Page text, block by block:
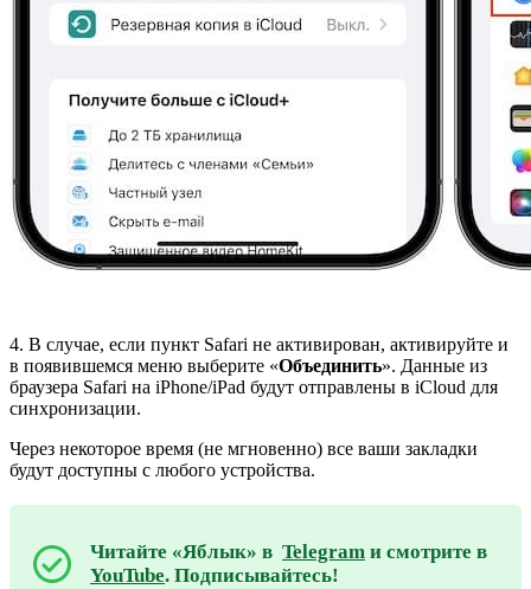
4. В случае, если пункт Safari не активирован, активируйте и
в появившемся меню выберите «Объединить». Данные из
браузера Safari на iPhone/iPad будут отправлены в iCloud для
синхронизации.
Через некоторое время (не мгновенно) все ваши закладки
будут доступны с любого устройства.
Читайте «Яблык» в Telegram и смотрите в
YouTube. Подписывайтесь!